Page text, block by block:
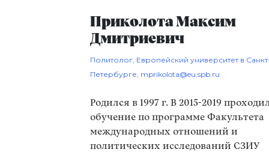
Приколота Максим
Дмитриевич
Политолог, Европейский университет в
Петербурге, mprikolota@eu.spb.ru
Родился в 1997 г. В 2015-2019
обучение по программе Факультета
международных отношений и
политических исследований СЗИУ